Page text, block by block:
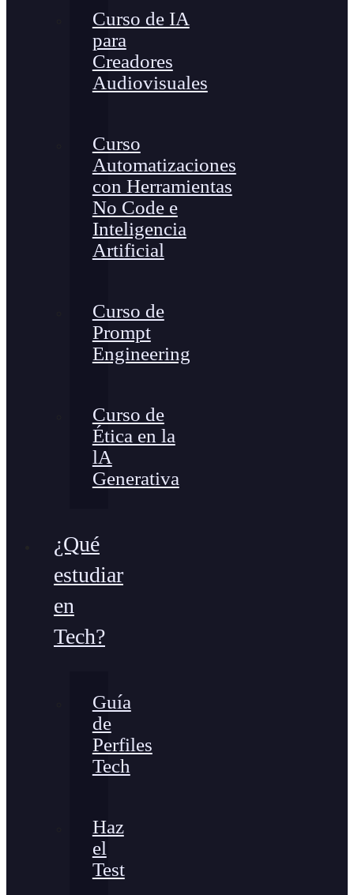
Curso de IA
para
Creadores
Audiovisuales
Curso
Automatizaciones
con Herramientas
No Code e
Inteligencia
Artificial
Curso de
Prompt
Engineering
Curso de
Ética en la
lA
Generativa
¿Qué
estudiar
en
Tech?
Guía
de
Perfiles
Tech
Haz
el
Test